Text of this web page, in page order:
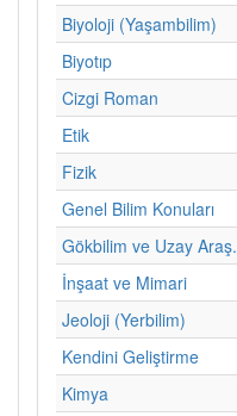
Biyoloji (Yaşambilim)
Biyotıp
Cizgi Roman
Etik
Fizik
Genel Bilim Konuları
Gökbilim ve Uzay Araş.
İnşaat ve Mimari
Jeoloji (Yerbilim)
Kendini Geliştirme
Kimya